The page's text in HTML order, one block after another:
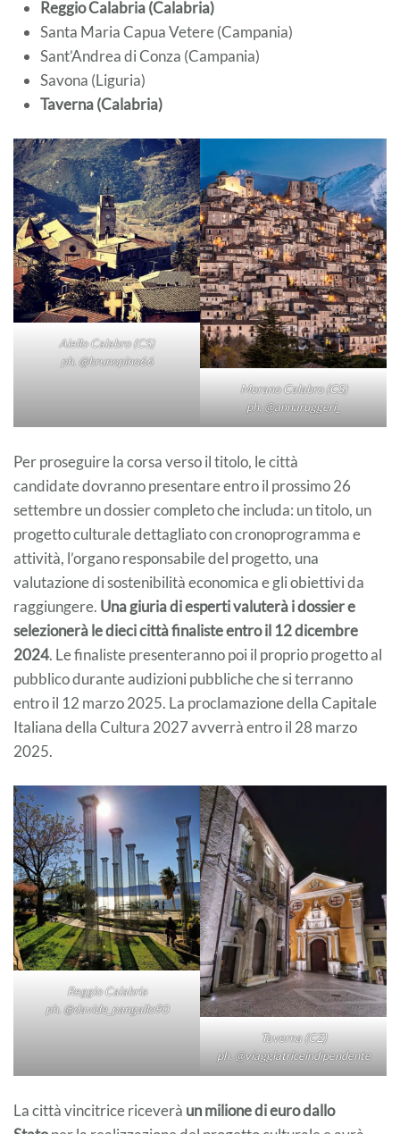
Reggio Calabria (Calabria)
Santa Maria Capua Vetere (Campania)
Sant’Andrea di Conza (Campania)
Savona (Liguria)
Taverna (Calabria)
Aiello Calabro (CS)
ph. @brunopino66
Morano Calabro (CS)
ph. @annaruggeri_
Per proseguire la corsa verso il titolo, le città
candidate dovranno presentare entro il prossimo 26
settembre un dossier completo che includa: un titolo, un
progetto culturale dettagliato con cronoprogramma e
attività, l’organo responsabile del progetto, una
valutazione di sostenibilità economica e gli obiettivi da
raggiungere. Una giuria di esperti valuterà i dossier e
selezionerà le dieci città finaliste entro il 12 dicembre
2024. Le finaliste presenteranno poi il proprio progetto al
pubblico durante audizioni pubbliche che si terranno
entro il 12 marzo 2025. La proclamazione della Capitale
Italiana della Cultura 2027 avverrà entro il 28 marzo
2025.
Reggio Calabria
ph. @davide_pangallo90
Taverna (CZ)
ph. @viaggiatriceindipendente
La città vincitrice riceverà un milione di euro dallo